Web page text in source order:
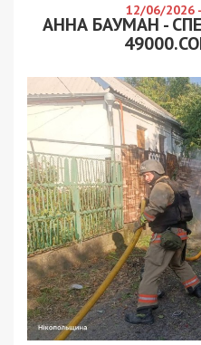
12/06/2026
АННА БАУМАН -